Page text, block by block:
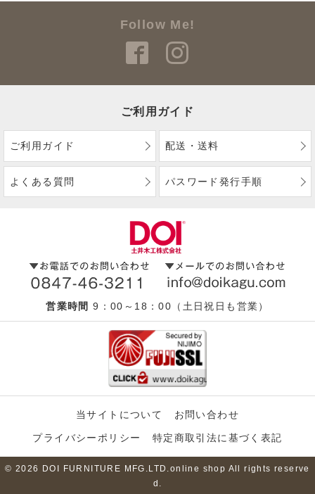
Follow Me!
ご利用ガイド
ご利用ガイド 配送・送料
よくある質問 パスワード発行手順
営業時間 9：00～18：00（土日祝日も営業）
当サイトについて お問い合わせ
プライバシーポリシー 特定商取引法に基づく表記
© 2026 DOI FURNITURE MFG.LTD.online shop All rights reserve
d.